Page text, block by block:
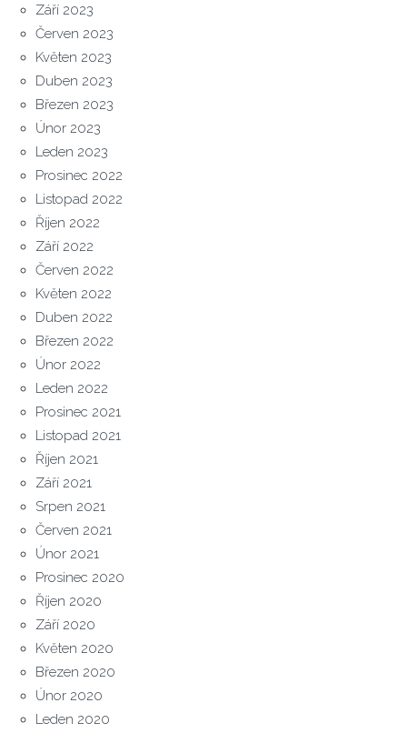
Září 2023
Červen 2023
Květen 2023
Duben 2023
Březen 2023
Únor 2023
Leden 2023
Prosinec 2022
Listopad 2022
Říjen 2022
Září 2022
Červen 2022
Květen 2022
Duben 2022
Březen 2022
Únor 2022
Leden 2022
Prosinec 2021
Listopad 2021
Říjen 2021
Září 2021
Srpen 2021
Červen 2021
Únor 2021
Prosinec 2020
Říjen 2020
Září 2020
Květen 2020
Březen 2020
Únor 2020
Leden 2020